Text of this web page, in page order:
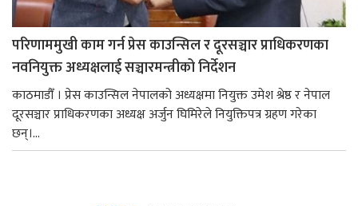
परिणाममुखी काम गर्न प्रेस काउन्सिल र दूरसञ्चार प्राधिकरणका
नवनियुक्त अध्यक्षलाई सञ्चारमन्त्रीको निर्देशन
काठमाडौँ । प्रेस काउन्सिल नेपालको अध्यक्षमा नियुक्त उमेश श्रेष्ठ र नेपाल
दूरसञ्चार प्राधिकरणका अध्यक्ष अर्जुन घिमिरेले नियुक्तिपत्र ग्रहण गरेका
छन्।...